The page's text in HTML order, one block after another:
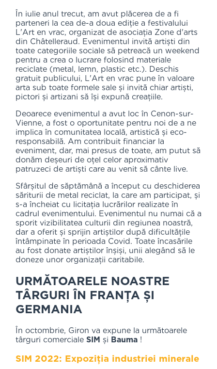
În iulie anul trecut, am avut plăcerea de a fi
parteneri la cea de-a doua ediție a festivalului
L'Art en vrac, organizat de asociația Zone d'arts
din Châtelleraud. Evenimentul invită artiști din
toate categoriile sociale să petreacă un weekend
pentru a crea o lucrare folosind materiale
reciclate (metal, lemn, plastic etc.). Deschis
gratuit publicului, L'Art en vrac pune în valoare
arta sub toate formele sale și invită chiar artiști,
pictori și artizani să își expună creațiile.
Deoarece evenimentul a avut loc în Cenon-sur-
Vienne, a fost o oportunitate pentru noi de a ne
implica în comunitatea locală, artistică și eco-
responsabilă. Am contribuit financiar la
eveniment, dar, mai presus de toate, am putut să
donăm deșeuri de oțel celor aproximativ
patruzeci de artiști care au venit să cânte live.
Sfârșitul de săptămână a început cu deschiderea
săriturii de metal reciclat, la care am participat, și
s-a încheiat cu licitația lucrărilor realizate în
cadrul evenimentului. Evenimentul nu numai că a
sporit vizibilitatea culturii din regiunea noastră,
dar a oferit și sprijin artiștilor după dificultățile
întâmpinate în perioada Covid. Toate încasările
au fost donate artiștilor înșiși, unii alegând să le
doneze unor organizații caritabile.
URMĂTOARELE NOASTRE
TÂRGURI ÎN FRANȚA ȘI
GERMANIA
În octombrie, Giron va expune la următoarele
târguri comerciale SIM și Bauma !
SIM 2022: Expoziția industriei minerale